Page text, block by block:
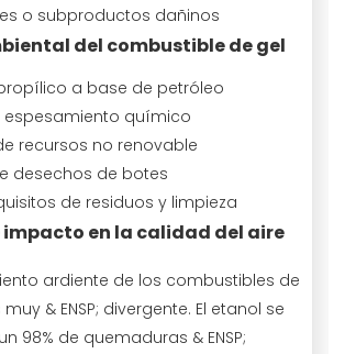
o subproductos dañinos
del combustible de gel
a base de petróleo
espesamiento químico
recursos no renovable
desechos de botes
de residuos y limpieza
impacto en la calidad del aire
ardiente de los combustibles de
& ENSP; divergente. El etanol se
98% de quemaduras & ENSP;